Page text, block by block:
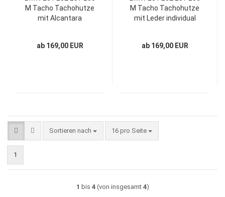
M Tacho Tachohutze
mit Alcantara
TCH001
ab 169,00 EUR
M Tacho Tachohutze
mit Leder individual
ab 169,00 EUR
Sortieren nach
Sortieren nach 16 pro Seite
pro Seite
1
1 bis 4(von insgesamt 4)